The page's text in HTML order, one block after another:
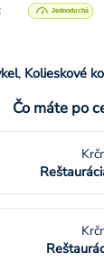
, Kolieskové
Čo máte po